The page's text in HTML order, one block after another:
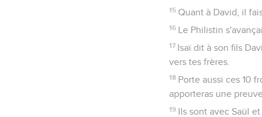
15 Quant à David, il
16 Le Philistin
17 Isaï dit à son fils
vers tes frères.
18 Porte aussi ces 10
apporteras une
19 Ils sont avec Saül